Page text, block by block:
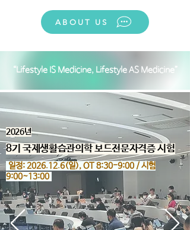
ABOUT US
“Lifestyle IS Medicine, Lifestyle AS Medicine”
2026년
8기 국제생활습관의학 보드전문자격증 시험
일정:2026.12.6(일), OT 8:30-9:00 / 시험
9:00~13:00